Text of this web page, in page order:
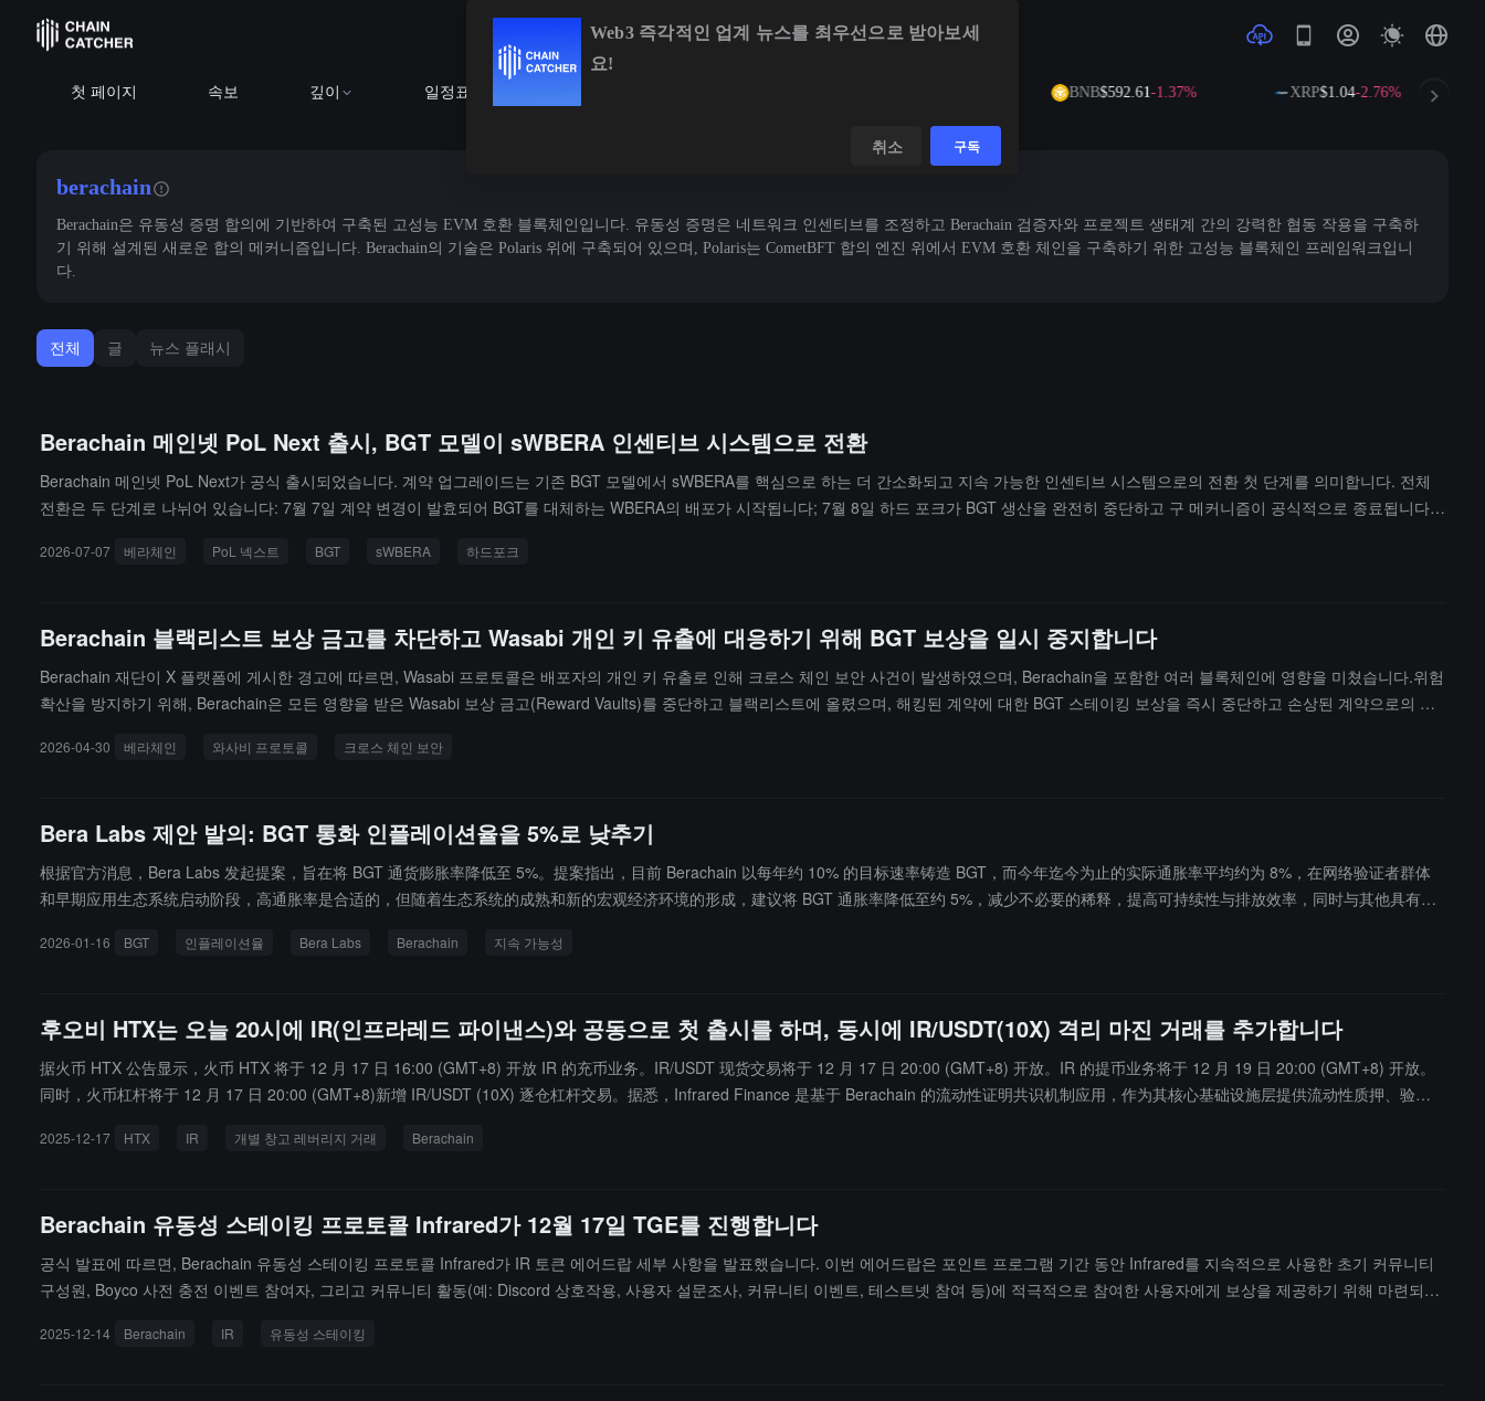
첫 페이지 속보 깊이 일정표 BNB$592.61-1.37% XRP$1.04-2.76%
berachain
Berachain은 유동성 증명 합의에 기반하여 구축된 고성능 EVM 호환 블록체인입니다. 유동성 증명은 네트워크 인센티브를 조정하고 Berachain 검증자와 프로젝트 생태계 간의 강력한 협동 작용을 구축하
기 위해 설계된 새로운 합의 메커니즘입니다. Berachain의 기술은 Polaris 위에 구축되어 있으며, Polaris는 CometBFT 합의 엔진 위에서 EVM 호환 체인을 구축하기 위한 고성능 블록체인 프레임워크입니
다.
전체 글 뉴스 플래시
Berachain 메인넷 PoL Next 출시, BGT 모델이 sWBERA 인센티브 시스템으로 전환
Berachain 메인넷 PoL Next가 공식 출시되었습니다. 계약 업그레이드는 기존 BGT 모델에서 sWBERA를 핵심으로 하는 더 간소화되고 지속 가능한 인센티브 시스템으로의 전환 첫 단계를 의미합니다. 전체
전환은 두 단계로 나뉘어 있습니다: 7월 7일 계약 변경이 발효되어 BGT를 대체하는 WBERA의 배포가 시작됩니다; 7월 8일 하드 포크가 BGT 생산을 완전히 중단하고 구 메커니즘이 공식적으로 종료됩니다.
마이그레이션은 자동으로 실행되지 않으며 사용자가 수동으로 BGT 및 BGT LST를 sWBERA로 교환해야 합니다. 초기 APR은 변동이 있을 수 있으며, 최대 3배까지 증가할 것으로 예상됩니다. 하드 포크 시간
2026-07-07 베라체인 PoL 넥스트 BGT sWBERA 하드포크
Berachain 블랙리스트 보상 금고를 차단하고 Wasabi 개인 키 유출에 대응하기 위해 BGT 보상을 일시 중지합니다
Berachain 재단이 X 플랫폼에 게시한 경고에 따르면, Wasabi 프로토콜은 배포자의 개인 키 유출로 인해 크로스 체인 보안 사건이 발생하였으며, Berachain을 포함한 여러 블록체인에 영향을 미쳤습니다.위험
확산을 방지하기 위해, Berachain은 모든 영향을 받은 Wasabi 보상 금고(Reward Vaults)를 중단하고 블랙리스트에 올렸으며, 해킹된 계약에 대한 BGT 스테이킹 보상을 즉시 중단하고 손상된 계약으로의 새
다. Berachain은 또한 원주율 RewardVaults 내의 BGT 보상 자금은 안전하다고 강조하며, 사용자는 정상적으로 수령할 수 있으며, 이번 사건은 핵심 생태계 권리에 영향을 미치지 않습니다.
2026-04-30 베라체인 와사비 프로토콜 크로스 체인 보안
Bera Labs 제안 발의: BGT 통화 인플레이션율을 5%로 낮추기
根据官方消息，Bera Labs 发起提案，旨在将 BGT 通货膨胀率降低至 5%。提案指出，目前 Berachain 以每年约 10% 的目标速率铸造 BGT，而今年迄今为止的实际通胀率平均约为 8%，在网络验证者群体
和早期应用生态系统启动阶段，高通胀率是合适的，但随着生态系统的成熟和新的宏观经济环境的形成，建议将 BGT 通胀率降低至约 5%，减少不必要的稀释，提高可持续性与排放效率，同时与其他具有竞
L 的长期改进，旨在创造可持续的协议级收入，随着时间的推移 激发 BGT 的更大价值。
2026-01-16 BGT 인플레이션율 Bera Labs Berachain 지속 가능성
후오비 HTX는 오늘 20시에 IR(인프라레드 파이낸스)와 공동으로 첫 출시를 하며, 동시에 IR/USDT(10X) 격리 마진 거래를 추가합니다
据火币 HTX 公告显示，火币 HTX 将于 12 月 17 日 16:00 (GMT+8) 开放 IR 的充币业务。IR/USDT 现货交易将于 12 月 17 日 20:00 (GMT+8) 开放。IR 的提币业务将于 12 月 19 日 20:00 (GMT+8) 开放。
同时，火币杠杆将于 12 月 17 日 20:00 (GMT+8)新增 IR/USDT (10X) 逐仓杠杆交易。据悉，Infrared Finance 是基于 Berachain 的流动性证明共识机制应用，作为其核心基础设施层提供流动性质押、验证
2025-12-17 HTX IR 개별 창고 레버리지 거래 Berachain
Berachain 유동성 스테이킹 프로토콜 Infrared가 12월 17일 TGE를 진행합니다
공식 발표에 따르면, Berachain 유동성 스테이킹 프로토콜 Infrared가 IR 토큰 에어드랍 세부 사항을 발표했습니다. 이번 에어드랍은 포인트 프로그램 기간 동안 Infrared를 지속적으로 사용한 초기 커뮤니티
구성원, Boyco 사전 충전 이벤트 참여자, 그리고 커뮤니티 활동(예: Discord 상호작용, 사용자 설문조사, 커뮤니티 이벤트, 테스트넷 참여 등)에 적극적으로 참여한 사용자에게 보상을 제공하기 위해 마련되었
사용자는 CEX 사전 충전 프로세스를 통해 에어드랍을 미리 신청할 수 있으며, 사전 충전에 참여하는 세 개의 중앙화 거래소는 Bitget, Gate, KuCoin입니다.중요 날짜는 다음과 같습니다: 중앙화 거래소 사전
2025-12-14 Berachain IR 유동성 스테이킹
Web3 즉각적인 업계 뉴스를 최우선으로 받아보세
요!
취소 구독